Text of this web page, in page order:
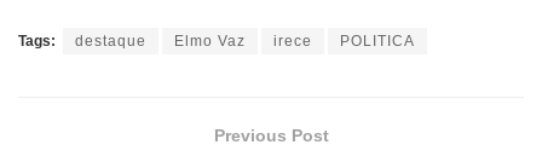
Tags: destaque Elmo Vaz irece POLITICA
Previous Post